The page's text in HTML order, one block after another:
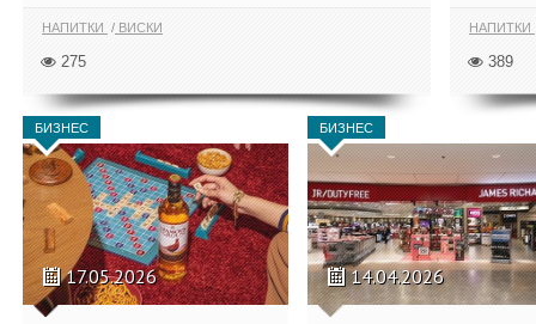
НАПИТКИ ВИСКИ
275
НАПИТКИ
389
БИЗНЕС
17.05.2026
БИЗНЕС
14.04.2026